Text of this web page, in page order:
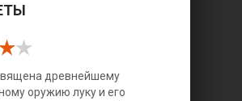
древнейшему
оружию луку и его